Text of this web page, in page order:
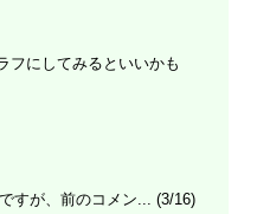
フにしてみるといいかも
すが、前のコメン... (3/16)